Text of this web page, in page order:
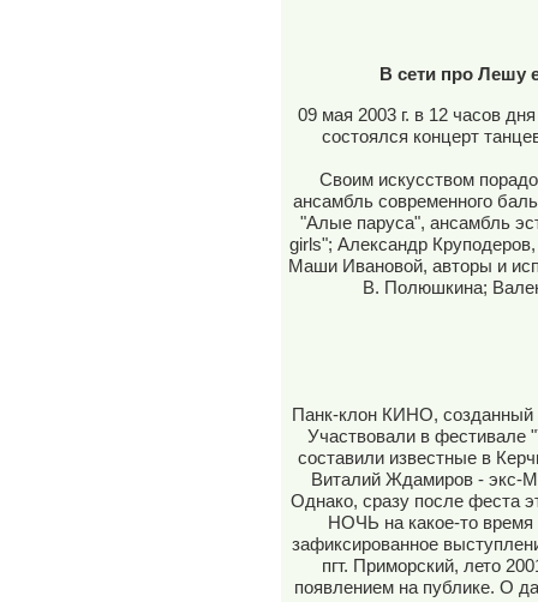
В сети про Лешу
09 мая 2003 г. в 12 часов
состоялся концерт
Своим искусством
ансамбль современного
"Алые паруса", ансамбль
girls"; Александр
Маши Ивановой, авторы и
В. Полюшкина;
Панк-клон КИНО, созданный
Участвовали в фестивале
составили известные в
Виталий Ждамиров - экс-
Однако, сразу после феста
НОЧЬ на какое-то время
зафиксированное
пгт. Приморский, лето
появлением на публике. О